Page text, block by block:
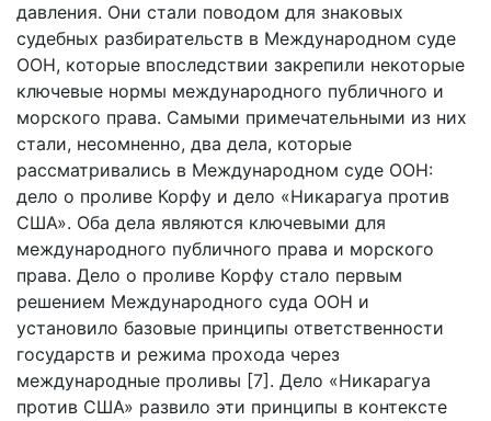
давления. Они стали поводом для знаковых
судебных разбирательств в Международном суде
ООН, которые впоследствии закрепили некоторые
ключевые нормы международного публичного и
морского права. Самыми примечательными из них
стали, несомненно, два дела, которые
рассматривались в Международном суде ООН:
дело о проливе Корфу и дело «Никарагуа против
США». Оба дела являются ключевыми для
международного публичного права и морского
права. Дело о проливе Корфу стало первым
решением Международного суда ООН и
установило базовые принципы ответственности
государств и режима прохода через
международные проливы [7]. Дело «Никарагуа
против США» развило эти принципы в контексте